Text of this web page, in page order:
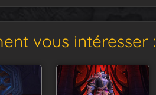
vous intéresser :